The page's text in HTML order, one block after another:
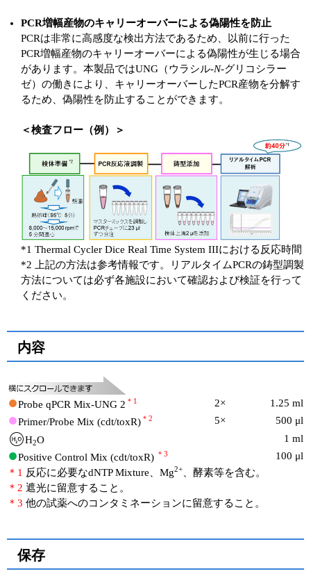
PCR増幅産物のキャリーオーバーによる偽陽性を防止
PCRは非常に高感度な検出方法であるため、以前に行った
PCR増幅産物のキャリーオーバーによる偽陽性が生じる場合
があります。本製品ではUNG（ウラシル-N-グリコシラー
ゼ）の働きにより、キャリーオーバーしたPCR産物を分解す
るため、偽陽性を防止することができます。
＜検査フロー（例）＞
*1 Thermal Cycler Dice Real Time System IIIにおける反応時間
*2 上記の方法は参考情報です。リアルタイムPCRの鋳型調製
方法については必ず各施設において確認および検証を行って
ください。
内容
Probe qPCR Mix-UNG 2 ＊1 2×
1.25 ml
Primer/Probe Mix (cdt/toxR) ＊2 5×
500 μl
H2O
1 ml
Positive Control Mix (cdt/toxR) ＊3
100 μl
＊1 反応に必要なdNTP Mixture、Mg2+
、酵素等を含む。
＊2 遮光に留意すること。
＊3 他の試薬へのコンタミネーションに留意すること。
保存